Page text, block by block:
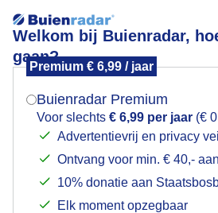
Welkom bij Buienradar,
gaan?
Premium € 6,99 / jaar
Buienradar Premium
Voor slechts € 6,99 per jaar (€
Advertentievrij en privacy
Ontvang voor min. € 40,-
10% donatie aan
Elk moment opzegbaar
Wat hebben we het getroffen met
Mogen we je locatie
Indien je hier nog geen
verschijnt er zo een pop-up uit